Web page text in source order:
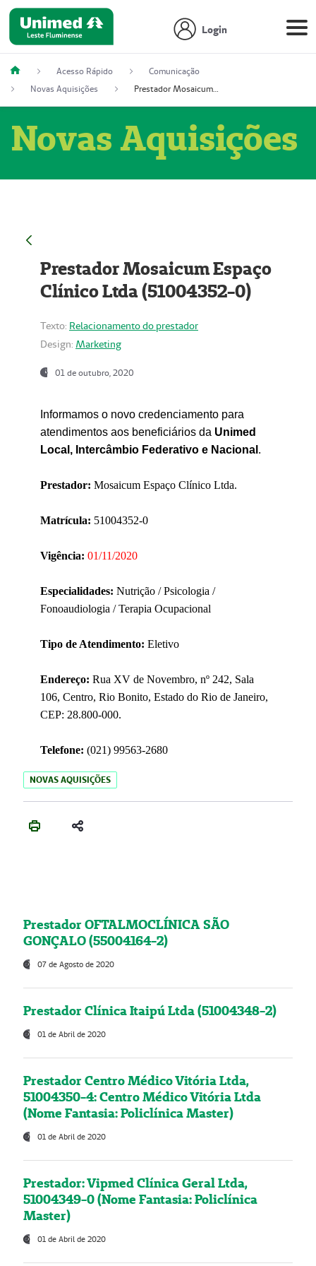
Login
Acesso Rápido
Comunicação
Novas Aquisições
Prestador Mosaicum Espaço Clínico Ltda (51004352-0)
Novas Aquisições
Prestador Mosaicum Espaço
Clínico Ltda (51004352-0)
Texto: Relacionamento do prestador
Design: Marketing
01 de outubro, 2020
Informamos o novo credenciamento para
atendimentos aos beneficiários da Unimed
Local, Intercâmbio Federativo e Nacional .
Prestador: Mosaicum Espaço Clínico Ltda.
Matrícula: 51004352-0
Vigência: 01/11/2020
Especialidades: Nutrição / Psicologia /
Fonoaudiologia / Terapia Ocupacional
Tipo de Atendimento: Eletivo
Endereço: Rua XV de Novembro, nº 242, Sala
106, Centro, Rio Bonito, Estado do Rio de Janeiro,
CEP: 28.800-000.
Telefone: (021) 99563-2680
NOVAS AQUISIÇÕES
Prestador OFTALMOCLÍNICA SÃO
GONÇALO (55004164-2)
07 de Agosto de 2020
Prestador Clínica Itaipú Ltda (51004348-2)
01 de Abril de 2020
Prestador Centro Médico Vitória Ltda,
51004350-4: Centro Médico Vitória Ltda
(Nome Fantasia: Policlínica Master)
01 de Abril de 2020
Prestador: Vipmed Clínica Geral Ltda,
51004349-0 (Nome Fantasia: Policlínica
Master)
01 de Abril de 2020